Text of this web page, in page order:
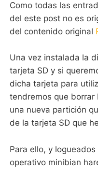
Como todas las
del este post no es
del contenido original
Una vez instalada la
tarjeta SD y si
dicha tarjeta para
tendremos que
una nueva partición
de la tarjeta SD que
Para ello, y
operativo minibian